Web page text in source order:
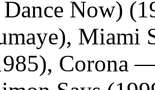
Now)
Miami
Corona